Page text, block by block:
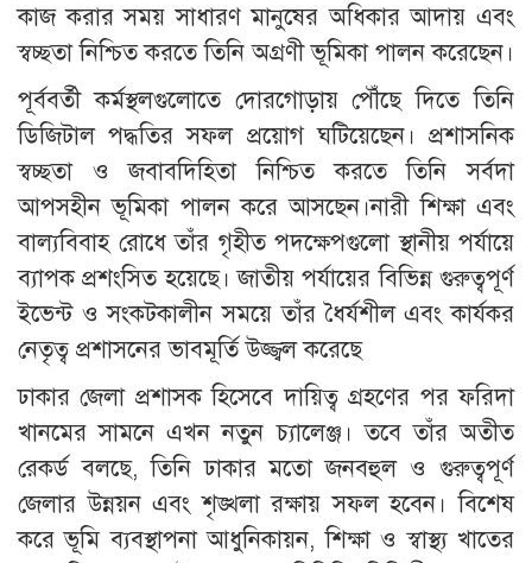
কাজ করার সময় সাধারণ মানুষের অধিকার আদায় এবং
স্বচ্ছতা নিশ্চিত করতে তিনি অগ্রণী ভূমিকা পালন করেছেন।
পূর্ববর্তী কর্মস্থলগুলোতে দোরগোড়ায় পৌঁছে দিতে তিনি
ডিজিটাল পদ্ধতির সফল প্রয়োগ ঘটিয়েছেন। প্রশাসনিক
স্বচ্ছতা ও জবাবদিহিতা নিশ্চিত করতে তিনি সর্বদা
আপসহীন ভূমিকা পালন করে আসছেন।নারী শিক্ষা এবং
বাল্যবিবাহ রোধে তাঁর গৃহীত পদক্ষেপগুলো স্থানীয় পর্যায়ে
ব্যাপক প্রশংসিত হয়েছে। জাতীয় পর্যায়ের বিভিন্ন গুরুত্বপূর্ণ
ইভেন্ট ও সংকটকালীন সময়ে তাঁর ধৈর্যশীল এবং কার্যকর
নেতৃত্ব প্রশাসনের ভাবমূর্তি উজ্জ্বল করেছে
ঢাকার জেলা প্রশাসক হিসেবে দায়িত্ব গ্রহণের পর ফরিদা
খানমের সামনে এখন নতুন চ্যালেঞ্জ। তবে তাঁর অতীত
রেকর্ড বলছে, তিনি ঢাকার মতো জনবহুল ও গুরুত্বপূর্ণ
জেলার উন্নয়ন এবং শৃঙ্খলা রক্ষায় সফল হবেন। বিশেষ
করে ভূমি ব্যবস্থাপনা আধুনিকায়ন, শিক্ষা ও স্বাস্থ্য খাতের